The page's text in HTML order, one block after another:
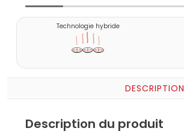
Technologie hybride
DESCRIPTION
Description du produit